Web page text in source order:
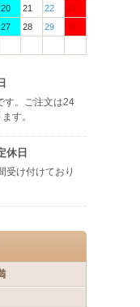
20 21 22
23
27 28 29
30
す。ご注文は24
す。
休日
受け付けており